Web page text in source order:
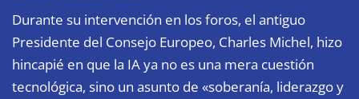
Durante su intervención en los foros, el antiguo
Presidente del Consejo Europeo, Charles Michel, hizo
hincapié en que la IA ya no es una mera cuestión
tecnológica, sino un asunto de «soberanía, liderazgo y